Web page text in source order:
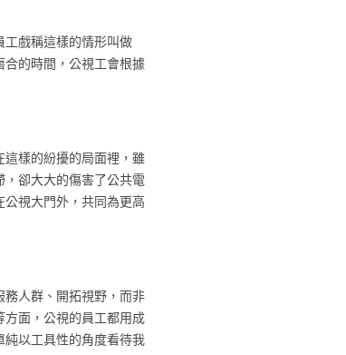
戲稱這樣的情形叫做
合的時間，公視工會根據
樣的紛擾的局面裡，雖
卻大大的傷害了公共電
視大門外，共同為更高
人群、開拓視野，而非
面，公視的員工都用成
以工具性的角度看待我